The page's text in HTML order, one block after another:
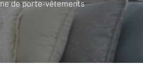
de porte-vêtements